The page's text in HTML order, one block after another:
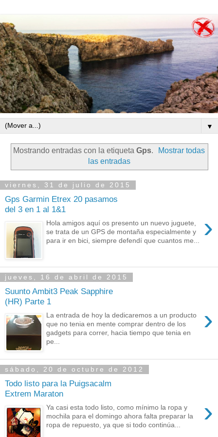
▼
Mostrando entradas con la etiqueta Gps.
Mostrar todas
las entradas
viernes, 31 de julio de 2015
Gps Garmin Etrex 20 pasamos
del 3 en 1 al 1&1
›
Hola amigos aquí os presento un nuevo juguete,
se trata de un GPS de montaña especialmente y
para ir en bici, siempre defendí que cuantos me...
jueves, 16 de abril de 2015
Suunto Ambit3 Peak Sapphire
(HR) Parte 1
›
La entrada de hoy la dedicaremos a un producto
que no tenia en mente comprar dentro de los
gadgets para correr, hacia tiempo que tenia en
pe...
sábado, 20 de octubre de 2012
Todo listo para la Puigsacalm
Extrem Maraton
›
Ya casi esta todo listo, como mínimo la ropa y
mochila para el domingo ahora falta preparar la
ropa de repuesto, ya que si todo continúa...